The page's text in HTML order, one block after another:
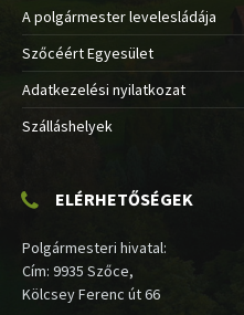
A polgármester levelesládája
Szőcéért Egyesület
Adatkezelési nyilatkozat
Szálláshelyek
ELÉRHETŐSÉGEK
Polgármesteri hivatal:
Cím: 9935 Szőce,
Kölcsey Ferenc út 66